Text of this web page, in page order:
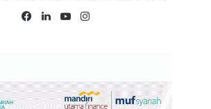
Fa
Lin
Yo